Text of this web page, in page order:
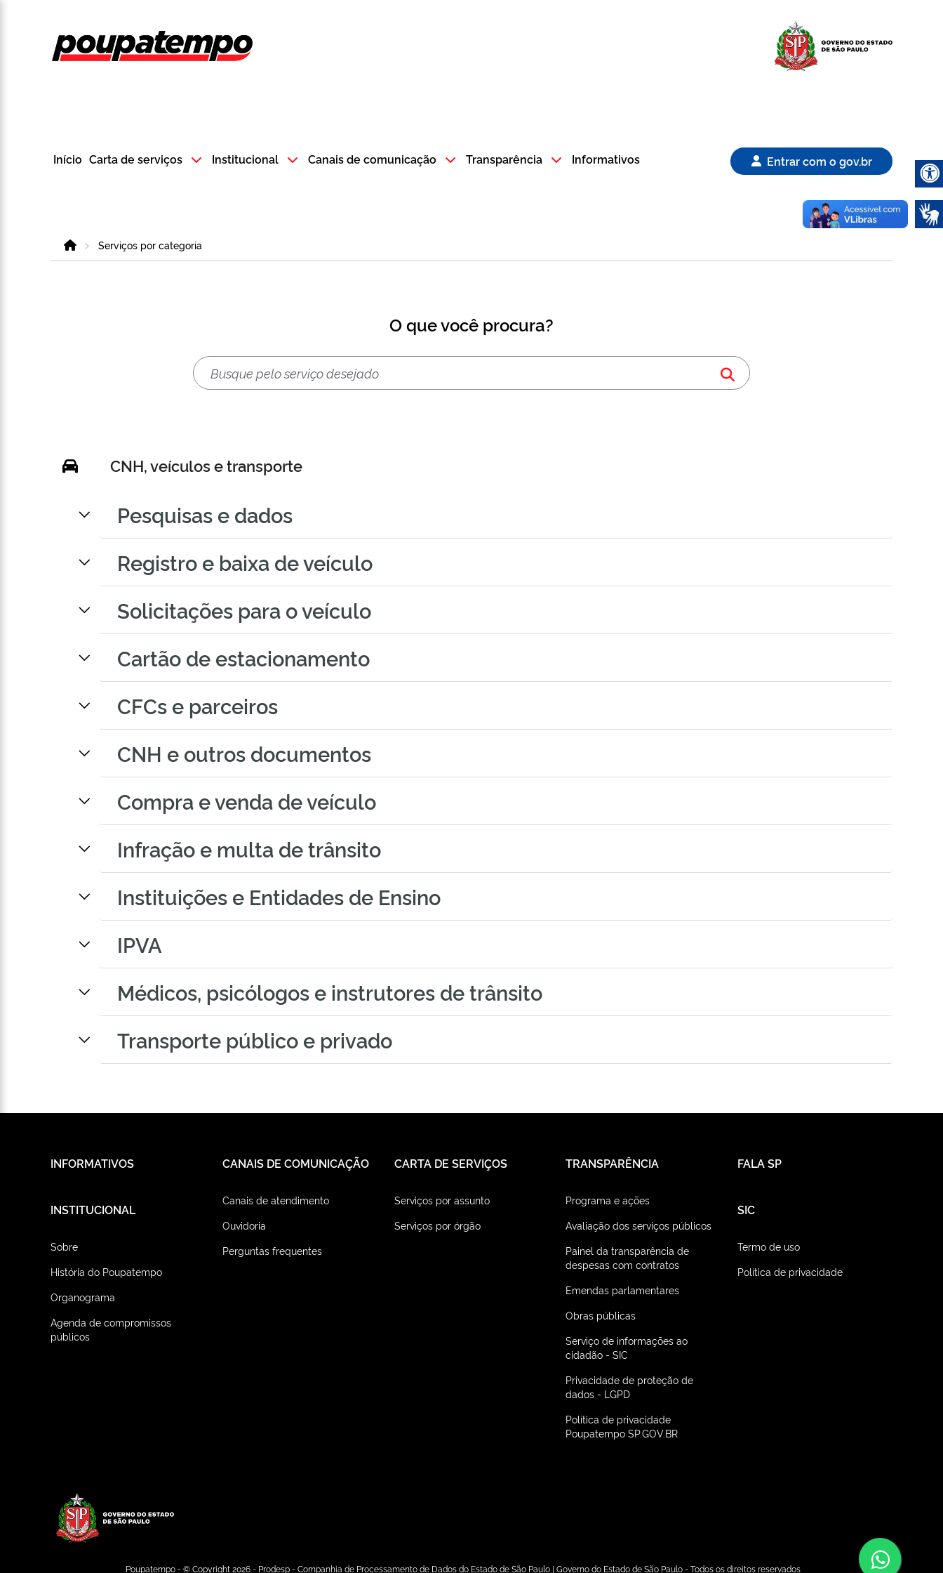
Logo do Poupatempo SP GOV BR direciona para a página inicial
Início Carta de serviços Institucional Canais de comunicação Transparência Informativos Entrar com o gov.br
HomeServiços por categoria
O que você procura?
CNH, veículos e transporte
Pesquisas e dados
Registro e baixa de veículo
Solicitações para o veículo
Cartão de estacionamento
CFCs e parceiros
CNH e outros documentos
Compra e venda de veículo
Infração e multa de trânsito
Instituições e Entidades de Ensino
IPVA
Médicos, psicólogos e instrutores de trânsito
Transporte público e privado
INFORMATIVOS CANAIS DE COMUNICAÇÃO
Canais de atendimento
Ouvidoria
Perguntas frequentes
CARTA DE SERVIÇOS
Serviços por assunto
Serviços por órgão
TRANSPARÊNCIA
Programa e ações
Avaliação dos serviços públicos
Painel da transparência de
despesas com contratos
Emendas parlamentares
Obras públicas
Serviço de informações ao
cidadão - SIC
Privacidade de proteção de
dados - LGPD
Política de privacidade
Poupatempo SP.GOV.BR
FALA SP
INSTITUCIONAL
Sobre
História do Poupatempo
Organograma
Agenda de compromissos
públicos
SIC
Termo de uso
Política de privacidade
Poupatempo - © Copyright 2026 - Prodesp - Companhia de Processamento de Dados do Estado de São Paulo | Governo do Estado de São Paulo - Todos os direitos reservados